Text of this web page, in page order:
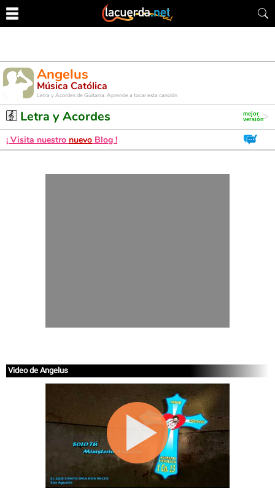
Angelus
Música Católica
Letra y Acordes de Guitarra. Aprende a tocar esta canción
Letra y Acordes
¡ Visita nuestro nuevo Blog !
Video de Angelus